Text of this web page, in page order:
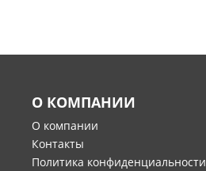
О КОМПАНИИ
О компании
Контакты
Политика конфиденциальности